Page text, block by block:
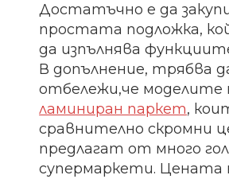
Достатъчно е да
простата подложка,
да изпълнява
В допълнение, трябва
отбележи,че моделите
ламиниран паркет,
сравнително скромни
предлагат от много
супермаркети. Цената